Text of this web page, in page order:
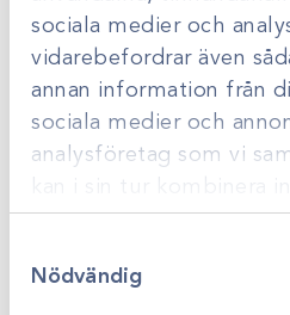
sociala medier och
vidarebefordrar även
annan information från
sociala medier och
analysföretag som vi
annan information som
eller som de har samlat
deras tjänster.
Nödvändig
75cm SS-673 /3dz
Logga in för att se
pris